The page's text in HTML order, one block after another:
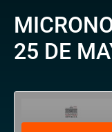
25 DE